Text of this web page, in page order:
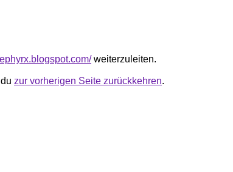
weiterzuleiten.
zur vorherigen Seite zurückkehren.